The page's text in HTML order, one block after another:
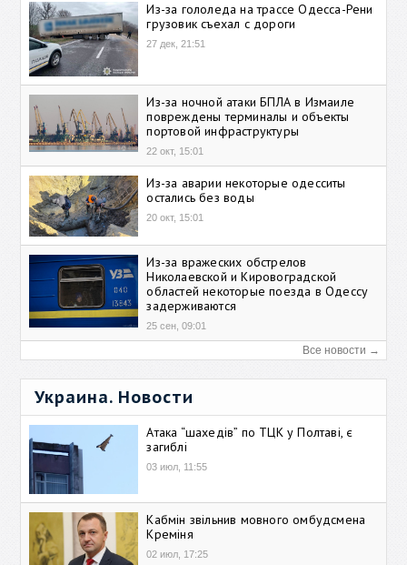
Из-за гололеда на трассе Одесса-Рени
грузовик съехал с дороги
27 дек, 21:51
Из-за ночной атаки БПЛА в Измаиле
повреждены терминалы и объекты
портовой инфраструктуры
22 окт, 15:01
Из-за аварии некоторые одесситы
остались без воды
20 окт, 15:01
Из-за вражеских обстрелов
Николаевской и Кировоградской
областей некоторые поезда в Одессу
задерживаются
25 сен, 09:01
Все новости →
Украина. Новости
Атака “шахедів” по ТЦК у Полтаві, є
загиблі
03 июл, 11:55
Кабмін звільнив мовного омбудсмена
Креміня
02 июл, 17:25